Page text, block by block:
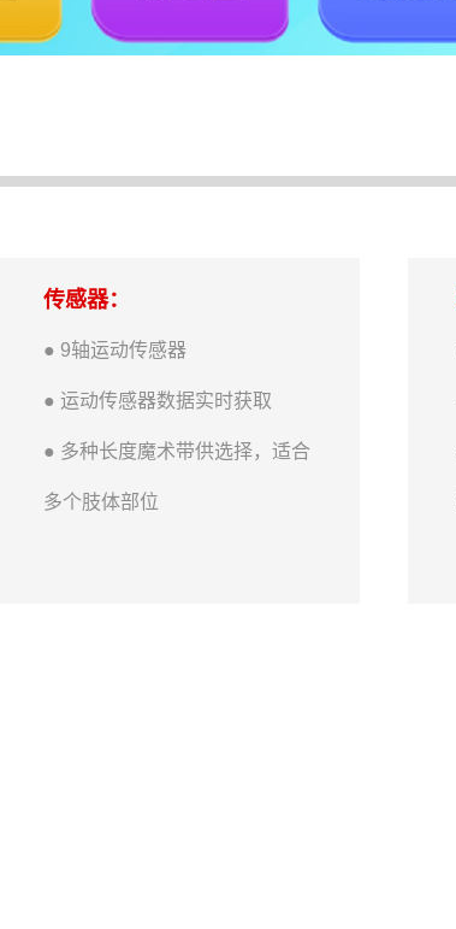
传感器：
● 9轴运动传感器
● 运动传感器数据实时获取
● 多种长度魔术带供选择，适合
多个肢体部位